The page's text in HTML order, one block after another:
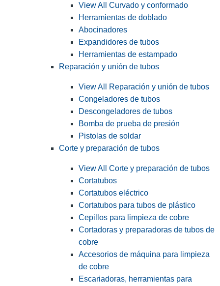
View All Curvado y conformado
Herramientas de doblado
Abocinadores
Expandidores de tubos
Herramientas de estampado
Reparación y unión de tubos
View All Reparación y unión de tubos
Congeladores de tubos
Descongeladores de tubos
Bomba de prueba de presión
Pistolas de soldar
Corte y preparación de tubos
View All Corte y preparación de tubos
Cortatubos
Cortatubos eléctrico
Cortatubos para tubos de plástico
Cepillos para limpieza de cobre
Cortadoras y preparadoras de tubos de
cobre
Accesorios de máquina para limpieza
de cobre
Escariadoras, herramientas para